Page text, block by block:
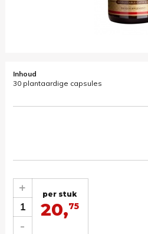
Inhoud
30 plantaardige capsules
1
-
+ per stuk
20,75